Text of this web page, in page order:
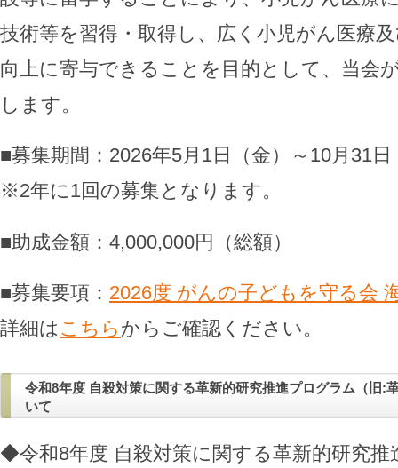
技術等を習得・取得し、広く小児がん医療
向上に寄与できることを目的として、当会
します。
■募集期間：2026年5月1日（金）～10月31日
※2年に1回の募集となります。
■助成金額：4,000,000円（総額）
■募集要項： 2026度 がんの子どもを守る会
詳細は こちら からご確認ください。
令和8年度 自殺対策に関する革新的研究推進プログラム（旧:
いて
◆令和8年度 自殺対策に関する革新的研究